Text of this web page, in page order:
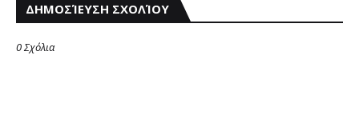
ΔΗΜΟΣΊΕΥΣΗ ΣΧΟΛΊΟΥ
0 Σχόλια